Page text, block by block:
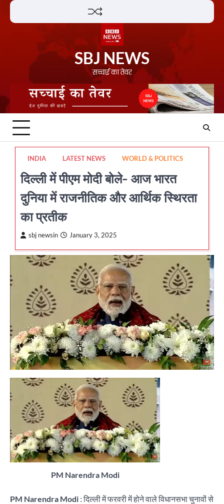
Skip
SBJ NEWS
सच्चाई का तेवर
INDIA LATEST NEWS WORLD & POLITICS
दिल्ली में पीएम मोदी बोले- आज भारत
दुनिया में राजनीतिक और आर्थिक स्थिरता
का प्रतीक
sbj newsin January 3, 2025
PM Narendra Modi
PM Narendra Modi : दिल्ली में फरवरी में होने वाले विधानसभा चुनावों से